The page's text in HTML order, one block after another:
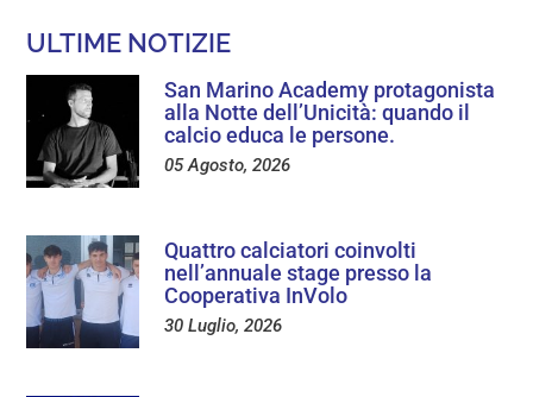
ULTIME NOTIZIE
San Marino Academy protagonista
alla Notte dell’Unicità: quando il
calcio educa le persone.
05 Agosto, 2026
Quattro calciatori coinvolti
nell’annuale stage presso la
Cooperativa InVolo
30 Luglio, 2026